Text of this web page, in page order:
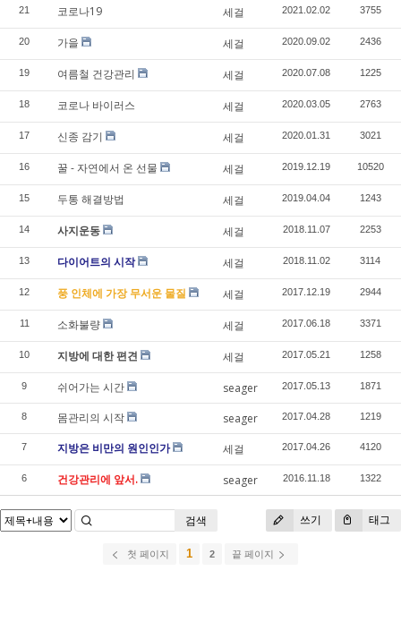
21 코로나19 세걸 2021.02.02 3755
20 가을 세걸 2020.09.02 2436
19 여름철 건강관리 세걸 2020.07.08 1225
18 코로나 바이러스 세걸 2020.03.05 2763
17 신종 감기 세걸 2020.01.31 3021
16 꿀 - 자연에서 온 선물 세걸 2019.12.19 10520
15 두통 해결방법 세걸 2019.04.04 1243
14 사지운동 세걸 2018.11.07 2253
13 다이어트의 시작 세걸 2018.11.02 3114
12 풍 인체에 가장 무서운 물질 세걸 2017.12.19 2944
11 소화불량 세걸 2017.06.18 3371
10 지방에 대한 편견 세걸 2017.05.21 1258
9 쉬어가는 시간 seager 2017.05.13 1871
8 몸관리의 시작 seager 2017.04.28 1219
7 지방은 비만의 원인인가 세걸 2017.04.26 4120
6 건강관리에 앞서. seager 2016.11.18 1322
쓰기 태그
검색
첫 페이지 1 2 끝 페이지